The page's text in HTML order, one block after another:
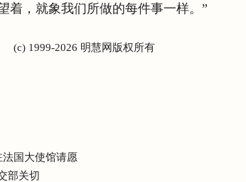
着，就象我们所做的每件事一样。”
(c) 1999-2026 明慧网版权所有
国大使馆请愿
部关切